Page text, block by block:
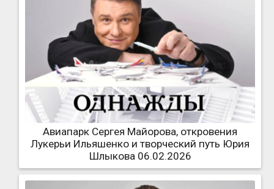
Авиапарк Сергея Майорова, откровения
Лукерьи Ильяшенко и творческий путь Юрия
Шлыкова 06.02.2026